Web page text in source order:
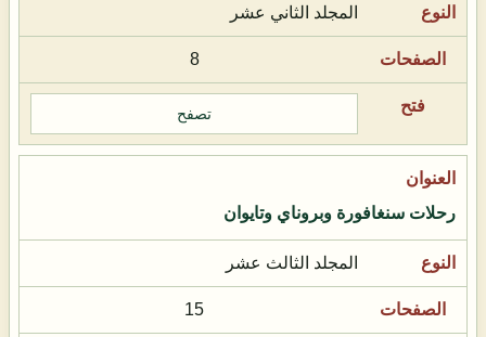
المجلد الثاني عشر
8
تصفح
رحلات سنغافورة وبروناي وتايوان
المجلد الثالث عشر
15